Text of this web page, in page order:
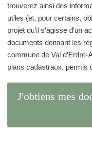
trouverez ainsi des
utiles (et, pour certains,
projet qu'il s'agisse d'un
documents donnant les
commune de Val
plans cadastraux, permis
J'obtiens mes